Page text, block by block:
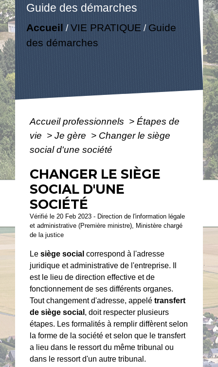
Guide des démarches
Accueil /VIE PRATIQUE / Guide
des démarches
Accueil professionnels > Étapes de
vie > Je gère > Changer le siège
social d'une société
CHANGER LE SIÈGE
SOCIAL D'UNE
SOCIÉTÉ
Vérifié le 20 Feb 2023 - Direction de l'information légale
et administrative (Première ministre), Ministère chargé
de la justice
Lesiège social correspond à l'adresse
juridique et administrative de l'entreprise. Il
est le lieu de direction effective et de
fonctionnement de ses différents organes.
Tout changement d'adresse, appelétransfert
de siège social , doit respecter plusieurs
étapes. Les formalités à remplir diffèrent selon
la forme de la société et selon que le transfert
a lieu dans le ressort du même tribunal ou
dans le ressort d'un autre tribunal.